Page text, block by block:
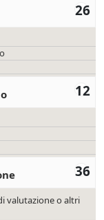
26
12
36
valutazione o altri